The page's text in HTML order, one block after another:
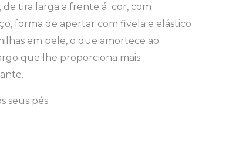
tira larga a frente á cor, com
forma de apertar com fivela e elástico
em pele, o que amortece ao
que lhe proporciona mais
seus pés